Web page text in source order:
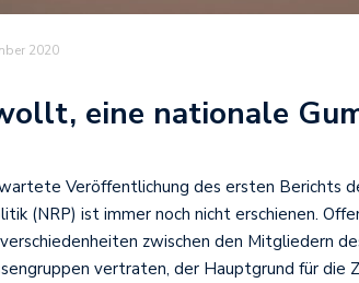
2020
eine nationale
Veröffentlichung des ersten Berichts
(NRP) ist immer noch nicht erschienen.
zwischen den Mitgliedern
vertraten, der Hauptgrund für die